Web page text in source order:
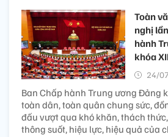
Toàn
nghị
hành
khóa
24/
Ban Chấp hành Trung ương Đảng
toàn dân, toàn quân chung sức,
đấu vượt qua khó khăn, thách
thông suốt, hiệu lực, hiệu quả của